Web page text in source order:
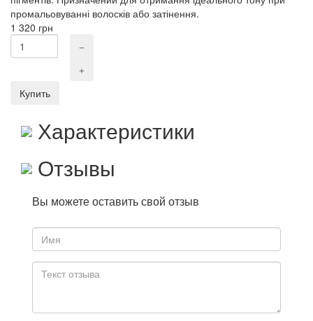
промальовуванні волосків або затінення.
1 320 грн
Купить
Характеристики
Отзывы
Вы можете оставить свой отзыв